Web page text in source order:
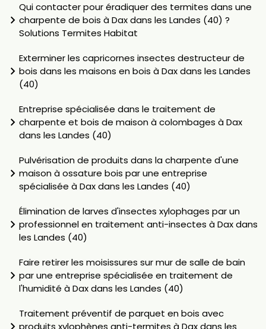
Qui contacter pour éradiquer des termites dans une
charpente de bois à Dax dans les Landes (40) ?
Solutions Termites Habitat
Exterminer les capricornes insectes destructeur de
bois dans les maisons en bois à Dax dans les Landes
(40)
Entreprise spécialisée dans le traitement de
charpente et bois de maison à colombages à Dax
dans les Landes (40)
Pulvérisation de produits dans la charpente d'une
maison à ossature bois par une entreprise
spécialisée à Dax dans les Landes (40)
Élimination de larves d'insectes xylophages par un
professionnel en traitement anti-insectes à Dax dans
les Landes (40)
Faire retirer les moisissures sur mur de salle de bain
par une entreprise spécialisée en traitement de
l'humidité à Dax dans les Landes (40)
Traitement préventif de parquet en bois avec